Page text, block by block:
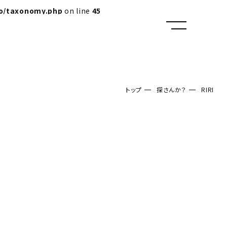
taxonomy.php on line 45
トップ 探さんか？ RIRI